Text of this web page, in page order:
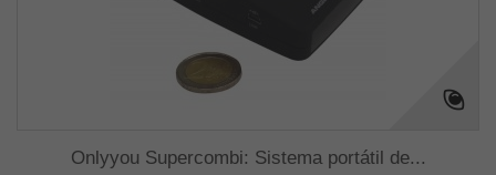
Onlyyou Supercombi: Sistema portátil de...